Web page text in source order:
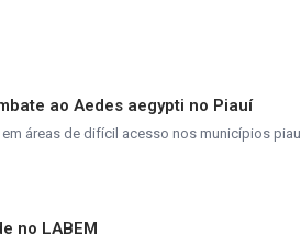
ao Aedes aegypti no Piauí
áreas de difícil acesso nos municípios
no LABEM